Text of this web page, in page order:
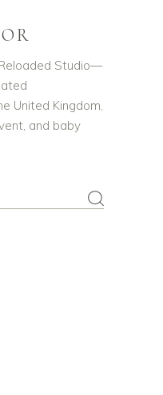
Studio—
United Kingdom,
and baby